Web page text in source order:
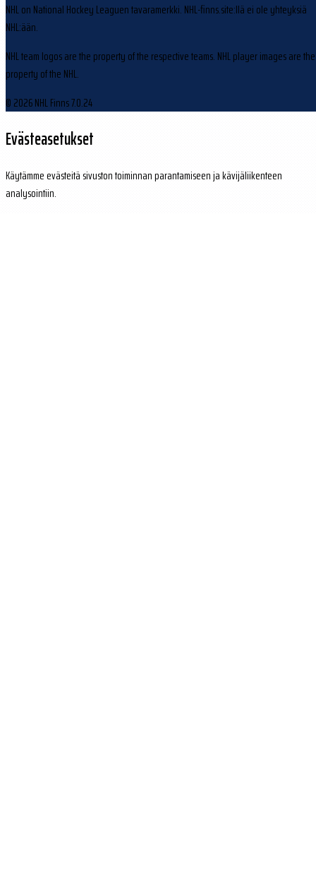
NHL on National Hockey Leaguen tavaramerkki. NHL-finns.site:llä ei ole yhteyksiä
NHL:ään.
NHL team logos are the property of the respective teams. NHL player images are the
property of the NHL.
© 2026 NHL Finns7.0.24
Evästeasetukset
Käytämme evästeitä sivuston toiminnan parantamiseen ja kävijäliikenteen
analysointiin.